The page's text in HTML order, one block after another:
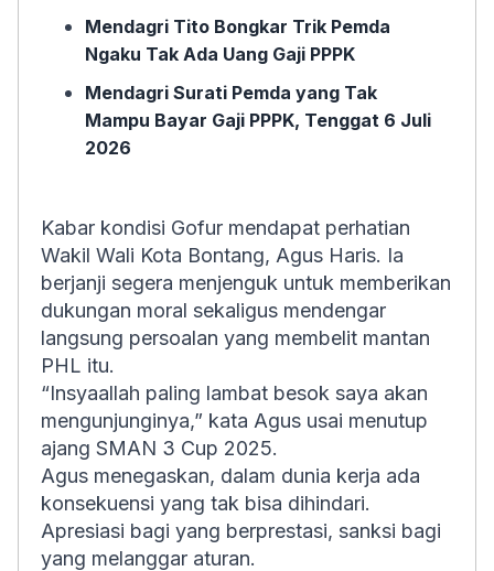
Mendagri Tito Bongkar Trik Pemda
Ngaku Tak Ada Uang Gaji PPPK
Mendagri Surati Pemda yang Tak
Mampu Bayar Gaji PPPK, Tenggat 6 Juli
2026
Kabar kondisi Gofur mendapat perhatian
Wakil Wali Kota Bontang, Agus Haris. Ia
berjanji segera menjenguk untuk memberikan
dukungan moral sekaligus mendengar
langsung persoalan yang membelit mantan
PHL itu.
“Insyaallah paling lambat besok saya akan
mengunjunginya,” kata Agus usai menutup
ajang SMAN 3 Cup 2025.
Agus menegaskan, dalam dunia kerja ada
konsekuensi yang tak bisa dihindari.
Apresiasi bagi yang berprestasi, sanksi bagi
yang melanggar aturan.